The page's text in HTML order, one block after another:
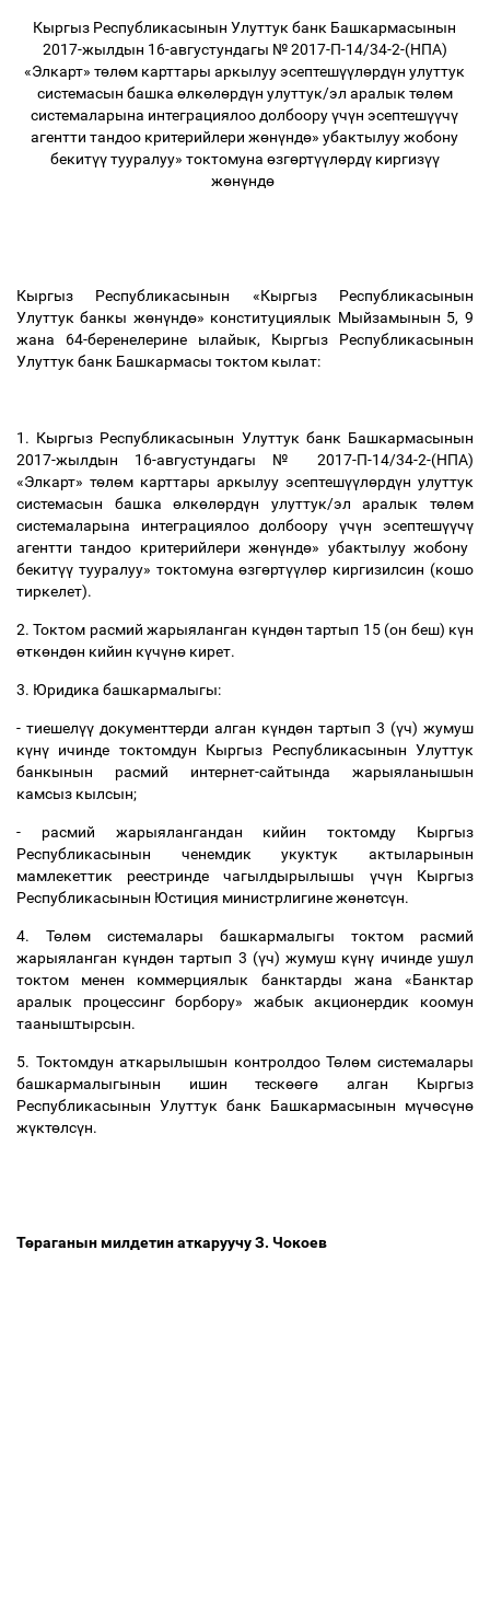
Кыргыз Республикасынын Улуттук банк Башкармасынын
2017-жылдын 16-августундагы № 2017-П-14/34-2-(НПА)
«Элкарт» төлөм карттары аркылуу эсептешүүлөрдүн улуттук
системасын башка өлкөлөрдүн улуттук/эл аралык төлөм
системаларына интеграциялоо долбооруүчүн эсептешүүчү
агентти тандоо критерийлери жөнүндө» убактылуу жобону
бекитүүтууралуу» токтомуна өзгөртүүлөрдү киргизүү
жөнүндө
Кыргыз Республикасынын «Кыргыз Республикасынын
Улуттук банкы жөнүндө» конституциялык Мыйзамынын 5, 9
жана 64-беренелерине ылайык, Кыргыз Республикасынын
Улуттук банк Башкармасы токтом кылат:
1. Кыргыз Республикасынын Улуттук банк Башкармасынын
2017-жылдын 16-августундагы № 2017-П-14/34-2-(НПА)
«Элкарт» төлөм карттары аркылуу эсептешүүлөрдүн улуттук
системасын башкаөлкөлөрдүн улуттук/эл аралык төлөм
системаларына интеграциялоо долбооруүчүн эсептешүүчү
агентти тандоо критерийлери жөнүндө» убактылуу жобону
бекитүү тууралуу» токтомунаөзгөртүүлөр киргизилсин (кошо
тиркелет).
2. Токтом расмий жарыяланган күндөн тартып 15 (он беш) күн
өткөндөн кийин күчүнө кирет.
3. Юридика башкармалыгы:
- тиешелүү документтерди алган күндөн тартып 3 (үч) жумуш
күнү ичинде токтомдун Кыргыз Республикасынын Улуттук
банкынын расмий интернет-сайтында жарыяланышын
камсыз кылсын;
- расмий жарыялангандан кийин токтомду Кыргыз
Республикасынын ченемдик укуктук актыларынын
мамлекеттик реестринде чагылдырылышы үчүн Кыргыз
Республикасынын Юстиция министрлигине жөнөтсүн.
4. Төлөм системалары башкармалыгы токтом расмий
жарыяланган күндөн тартып 3 (үч) жумуш күнү ичинде ушул
токтом менен коммерциялык банктарды жана «Банктар
аралык процессинг борбору» жабык акционердик коомун
тааныштырсын.
5. Токтомдун аткарылышын контролдоо Төлөм системалары
башкармалыгынын ишин тескөөгө алган Кыргыз
Республикасынын Улуттук банк Башкармасынын мүчөсүнө
жүктөлсүн.
Төраганын милдетин аткаруучу З. Чокоев